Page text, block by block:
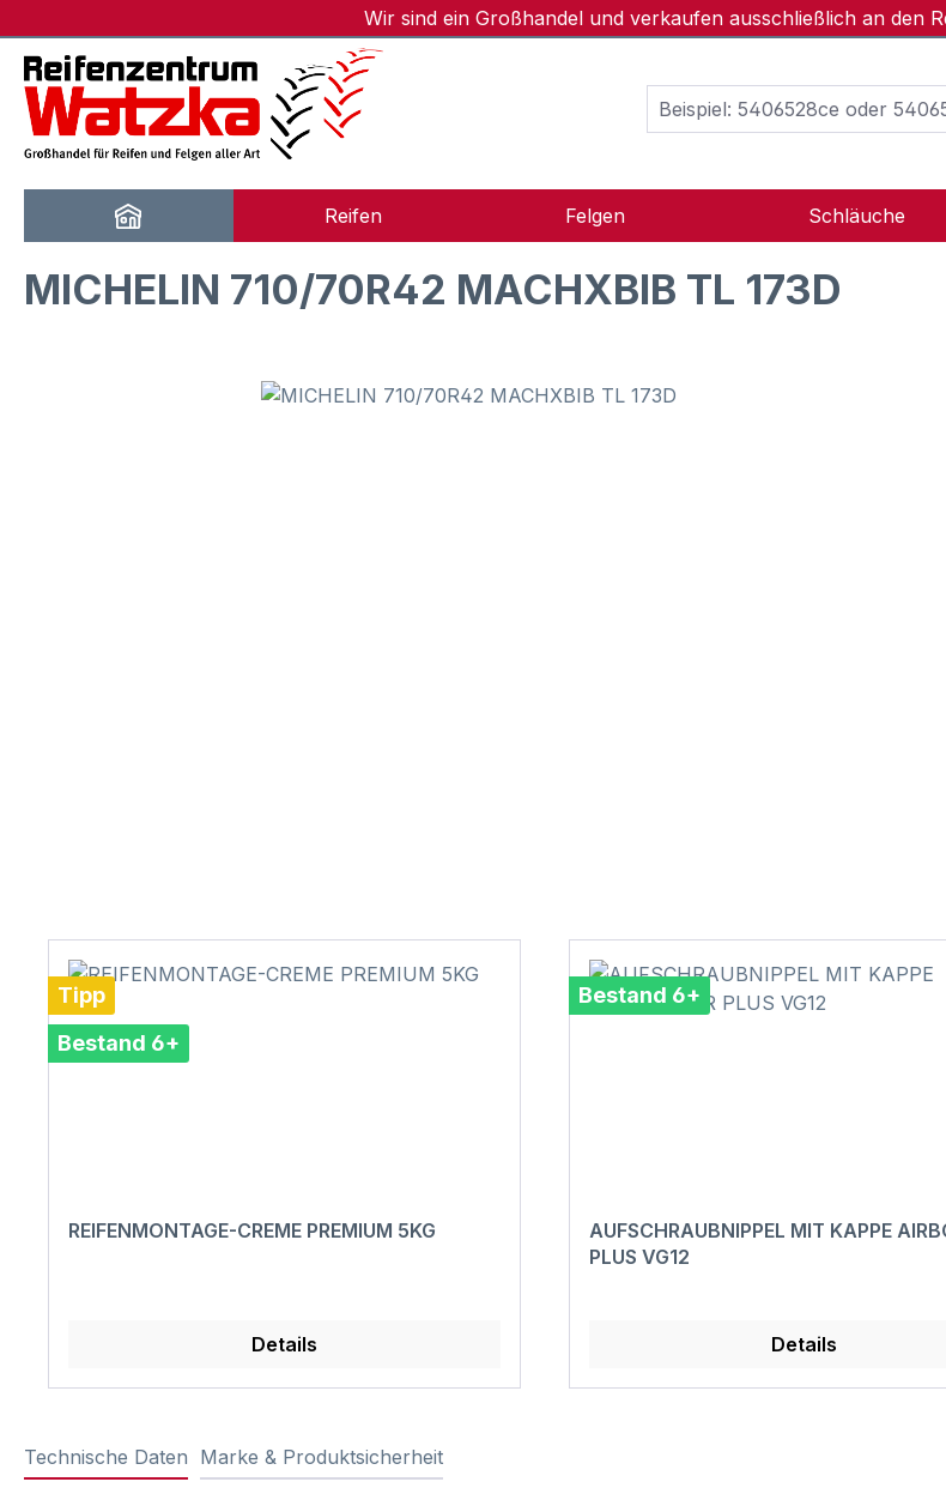
Wir sind ein Großhandel und verkaufen ausschließlich an den
Reifen Felgen Schläuche
MICHELIN 710/70R42 MACHXBIB TL 173D
Bildergalerie überspringen
Tipp
Bestand 6+
REIFENMONTAGE-CREME PREMIUM 5KG
Details
Bestand 6+
AUFSCHRAUBNIPPEL MIT KAPPE
PLUS VG12
Details
Technische Daten Marke & Produktsicherheit